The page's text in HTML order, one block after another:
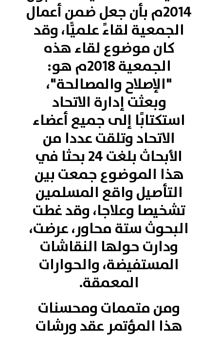
2014م بأن جعل ضمن أعمال
الجمعية لقاءً علميًّا، وقد
كان موضوع لقاء هذه
الجمعية 2018م هو:
"الإصلاح والمصالحة"،
وبعثت إدارة الاتحاد
استكتابًا إلى جميع أعضاء
الاتحاد وتلقت عددا من
الأبحاث بلغت 24 بحثا في
هذا الموضوع جمعت بين
التأصيل واقع المسلمين
تشخيصا وعلاجا، وقد غطت
البحوث ستة محاور، عرضت،
ودارت حولها النقاشات
المستفيضة، والحوارات
المعمقة.
ومن متممات ومحسنات
هذا المؤتمر عقد ورشات